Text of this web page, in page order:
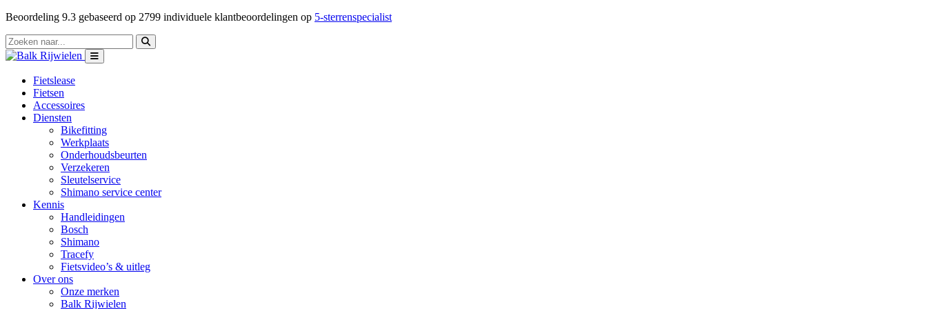
Beoordeling 9.3 gebaseerd op 2799 individuele klantbeoordelingen op 5-sterrenspecialist
Fietslease
Fietsen
Accessoires
Diensten
Bikefitting
Werkplaats
Onderhoudsbeurten
Verzekeren
Sleutelservice
Shimano service center
Kennis
Handleidingen
Bosch
Shimano
Tracefy
Fietsvideo’s & uitleg
Over ons
Onze merken
Balk Rijwielen